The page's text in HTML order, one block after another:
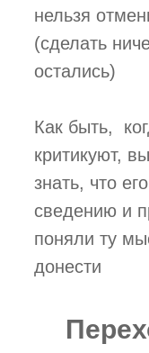
нельзя
(сделать
остались)
Как быть,
критикуют,
знать, что
сведению и
поняли ту
донести